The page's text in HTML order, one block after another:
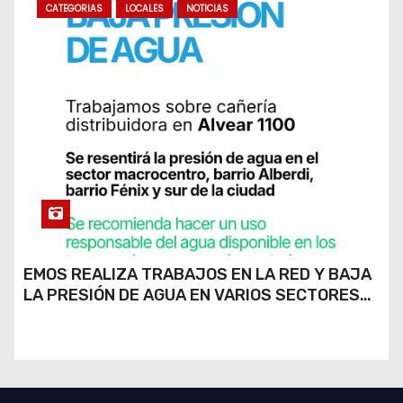
CATEGORIAS LOCALES NOTICIAS
EMOS REALIZA TRABAJOS EN LA RED Y BAJA
LA PRESIÓN DE AGUA EN VARIOS SECTORES